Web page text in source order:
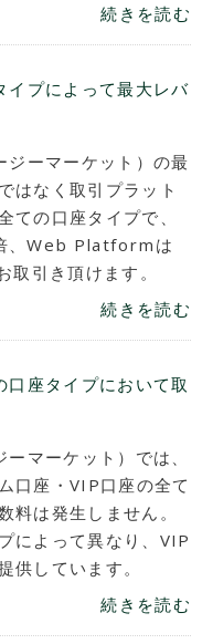
続きを読む
プによって最大レバ
ーマーケット）の最
はなく取引プラット
ての口座タイプで、
、Web Platformは
引き頂けます。
続きを読む
座タイプにおいて取
マーケット）では、
口座・VIP口座の全て
料は発生しません。
によって異なり、VIP
供しています。
続きを読む